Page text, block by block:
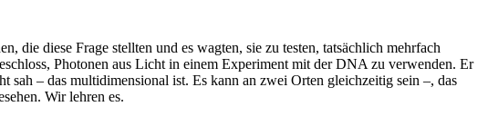
die diese Frage stellten und es wagten, sie zu testen, tatsächlich mehrfach
Photonen aus Licht in einem Experiment mit der DNA zu verwenden. Er
– das multidimensional ist. Es kann an zwei Orten gleichzeitig sein –, das
Wir lehren es.